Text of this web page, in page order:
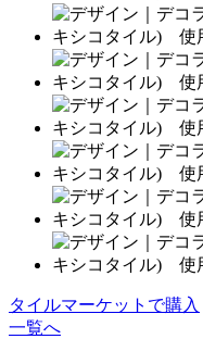
タイルマーケットで購入
一覧へ